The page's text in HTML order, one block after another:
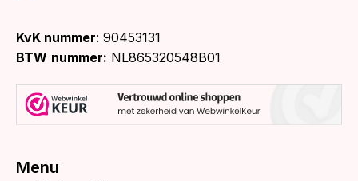
KvK nummer: 90453131
BTW nummer: NL865320548B01
Menu